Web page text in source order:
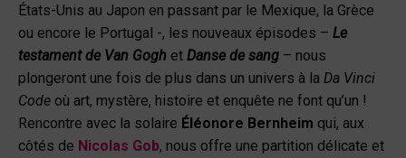
États-Unis au Japon en passant par le Mexique, la Grèce
ou encore le Portugal -, les nouveaux épisodes – Le
testament de Van Gogh et Danse de sang – nous
plongeront une fois de plus dans un univers à la Da Vinci
Code où art, mystère, histoire et enquête ne font qu’un !
Rencontre avec la solaire Éléonore Bernheim qui, aux
côtés de Nicolas Gob, nous offre une partition délicate et